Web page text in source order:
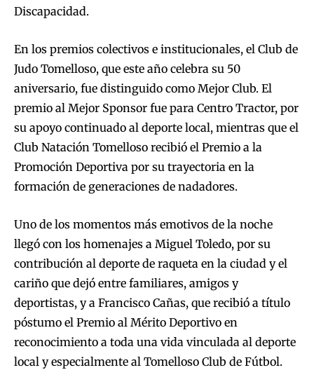
Discapacidad.
En los premios colectivos e institucionales, el Club de
Judo Tomelloso, que este año celebra su 50
aniversario, fue distinguido como Mejor Club. El
premio al Mejor Sponsor fue para Centro Tractor, por
su apoyo continuado al deporte local, mientras que el
Club Natación Tomelloso recibió el Premio a la
Promoción Deportiva por su trayectoria en la
formación de generaciones de nadadores.
Uno de los momentos más emotivos de la noche
llegó con los homenajes a Miguel Toledo, por su
contribución al deporte de raqueta en la ciudad y el
cariño que dejó entre familiares, amigos y
deportistas, y a Francisco Cañas, que recibió a título
póstumo el Premio al Mérito Deportivo en
reconocimiento a toda una vida vinculada al deporte
local y especialmente al Tomelloso Club de Fútbol.